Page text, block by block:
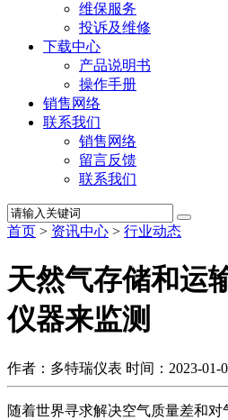
维保服务
投诉及维修
下载中心
产品说明书
操作手册
销售网络
联系我们
销售网络
留言反馈
联系我们
首页 > 资讯中心 > 行业动态
天然气存储和运
仪器来监测
作者：多特瑞仪表 时间：2023-01-
随着世界寻求解决空气质量差和